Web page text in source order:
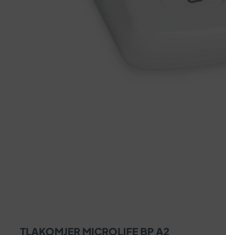
TLAKOMJER MICROLIFE BP A2